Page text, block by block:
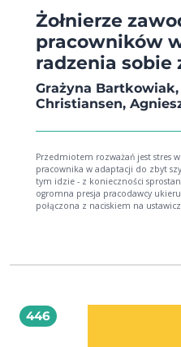
Żołnierze
pracowników
radzenia sobie
Grażyna
Christiansen,
Przedmiotem rozważań jest stres
pracownika w adaptacji do zbyt
tym idzie - z konieczności
ogromna presja pracodawcy
połączona z naciskiem na
446